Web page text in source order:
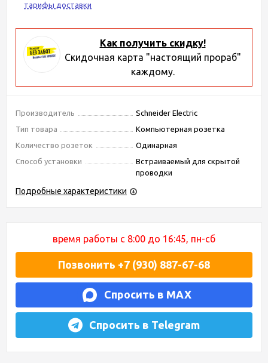
тарифы доставки
Как получить скидку!
Скидочная карта "настоящий прораб"
каждому.
Производитель
Schneider Electric
Тип товара
Компьютерная розетка
Количество розеток
Одинарная
Способ установки
Встраиваемый для скрытой
проводки
Подробные характеристики
время работы с 8:00 до 16:45, пн-сб
Позвонить +7 (930) 887-67-68
Спросить в MAX
Спросить в Telegram